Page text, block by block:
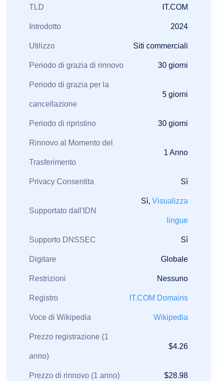
TLD IT.COM
Introdotto 2024
Utilizzo Siti commerciali
Periodo di grazia di rinnovo 30 giorni
Periodo di grazia per la
cancellazione
5 giorni
Periodo di ripristino 30 giorni
Rinnovo al Momento del
Trasferimento
1 Anno
Privacy Consentita Sì
Supportato dall'IDN
Sì, Visualizza
lingue
Supporto DNSSEC Sì
Digitare Globale
Restrizioni Nessuno
Registro IT.COM Domains
Voce di Wikipedia Wikipedia
Prezzo registrazione (1
anno)
$4.26
Prezzo di rinnovo (1 anno) $28.98